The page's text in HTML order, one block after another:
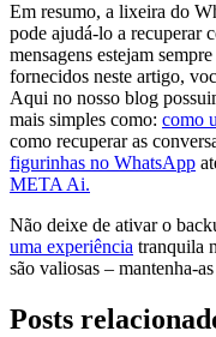
Em resumo, a lixeira do
pode ajudá-lo a recuperar
mensagens estejam
fornecidos neste artigo,
Aqui no nosso blog
mais simples como: como
como recuperar as
figurinhas no WhatsApp
META Ai.
Não deixe de ativar o
uma experiência tranquila
são valiosas – mantenha-
Posts